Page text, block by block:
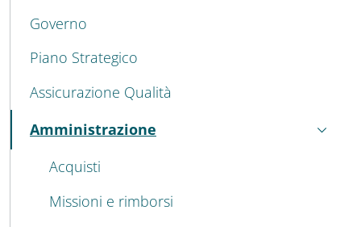
Governo
Piano Strategico
Assicurazione Qualità
Amministrazione
Attivo
Acquisti
Missioni e rimborsi